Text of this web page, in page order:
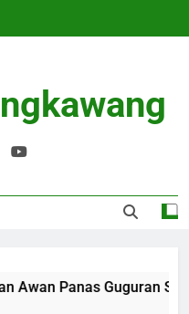
Panas Guguran Sejauh 3